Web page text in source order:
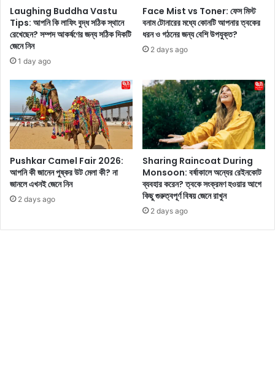
নলা
র
রি
লি
জ
Laughing Buddha Vastu
Tips: আপনি কি লাফিং বুদ্ধ সঠিক স্থানে
রেখেছেন? সম্পদ আকর্ষণের জন্য সঠিক দিকটি
জেনে নিন
1 day ago
Face Mist vs Toner: ফেস মিস্ট
বনাম টোনারের মধ্যে কোনটি আপনার ত্বকের
ধরন ও গঠনের জন্য বেশি উপযুক্ত?
2 days ago
Pushkar Camel Fair 2026:
আপনি কী জানেন পুষ্কর উট মেলা কী? না
জানলে এখনই জেনে নিন
2 days ago
Sharing Raincoat During
Monsoon: বর্ষাকালে অন্যের রেইনকোট
ব্যবহার করেন? ত্বকে সংক্রমণ হওয়ার আগে
কিছু গুরুত্বপূর্ণ বিষয় জেনে রাখুন
2 days ago